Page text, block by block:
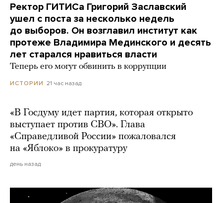
Ректор ГИТИСа Григорий Заславский
ушел с поста за несколько недель
до выборов. Он возглавил институт как
протеже Владимира Мединского и десять
лет старался нравиться власти
Теперь его могут обвинить в коррупции
ИСТОРИИ 21 час назад
«В Госдуму идет партия, которая открыто
выступает против СВО». Глава
«Справедливой России» пожаловался
на «Яблоко» в прокуратуру
день назад